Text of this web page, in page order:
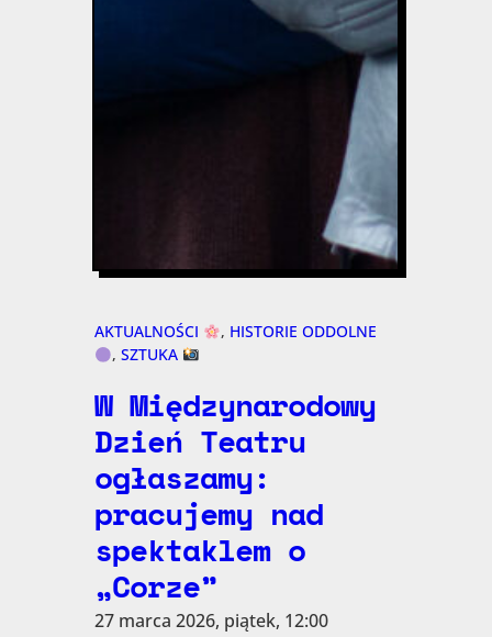
AKTUALNOŚCI , HISTORIE ODDOLNE
, SZTUKA
W Międzynarodowy
Dzień Teatru
ogłaszamy:
pracujemy nad
spektaklem o
„Corze”
27 marca 2026, piątek, 12:00